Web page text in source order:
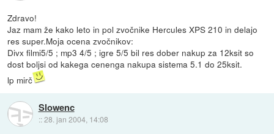
Zdravo!
Jaz mam že kako leto in pol zvočnike Hercules XPS 210 in delajo
res super.Moja ocena zvočnikov:
Divx filmi5/5 ; mp3 4/5 ; igre 5/5 bil res dober nakup za 12ksit so
dost boljsi od kakega cenenga nakupa sistema 5.1 do 25ksit.
lp mirč
Slowenc
::28. jan 2004, 14:08